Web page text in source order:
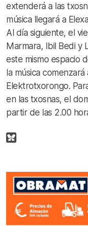
extenderá a las
música llegará a
Al día siguiente, el
Marmara, Ibil Bedi y
este mismo espacio
la música
Elektrotxorongo.
en las txosnas, el
partir de las 2.00